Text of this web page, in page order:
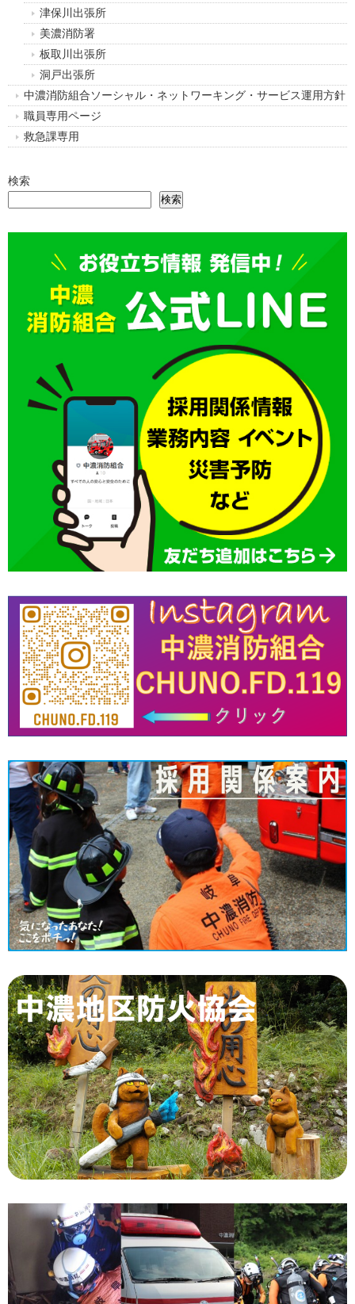
津保川出張所
美濃消防署
板取川出張所
洞戸出張所
中濃消防組合ソーシャル・ネットワーキング・サービス運用方針
職員専用ページ
救急課専用
検索
検索